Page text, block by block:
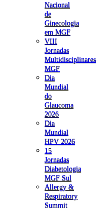
Nacional
de
Ginecologia
em MGF
VIII
Jornadas
Multidisciplinares
MGF
Dia
Mundial
do
Glaucoma
2026
Dia
Mundial
HPV 2026
15
Jornadas
Diabetologia
MGF Sul
Allergy &
Respiratory
Summit